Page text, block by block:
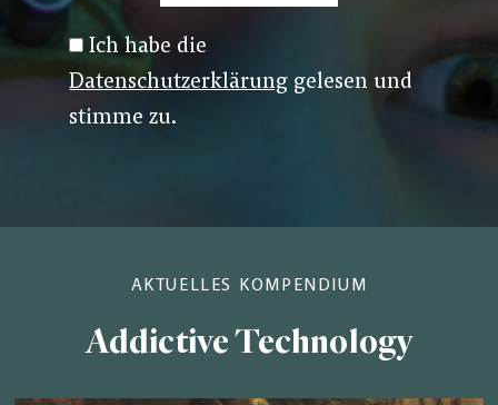
Ich habe die
Datenschutzerklärung gelesen und
stimme zu.
AKTUELLES KOMPENDIUM
Addictive Technology